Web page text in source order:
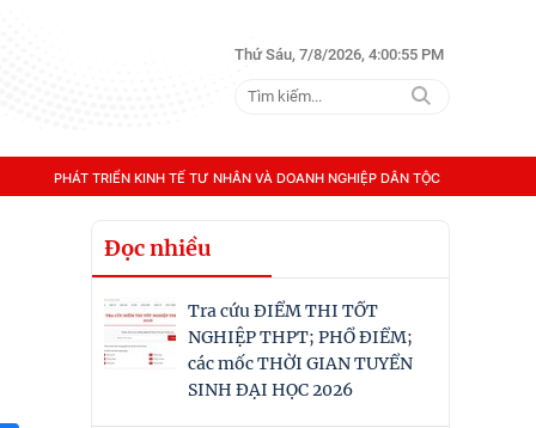
Thứ Sáu, 7/8/2026, 4:00:56 PM
PHÁT TRIỂN KINH TẾ TƯ NHÂN VÀ DOANH NGHIỆP DÂN TỘC
Đọc nhiều
Tra cứu ĐIỂM THI TỐT
NGHIỆP THPT; PHỔ ĐIỂM;
các mốc THỜI GIAN TUYỂN
SINH ĐẠI HỌC 2026